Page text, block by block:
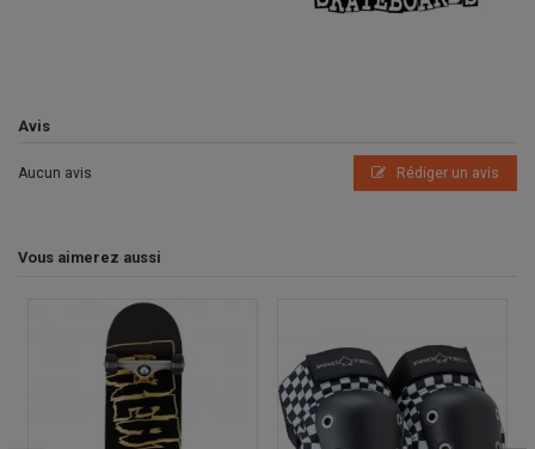
Avis
Aucun avis Rédiger un avis
Vous aimerez aussi